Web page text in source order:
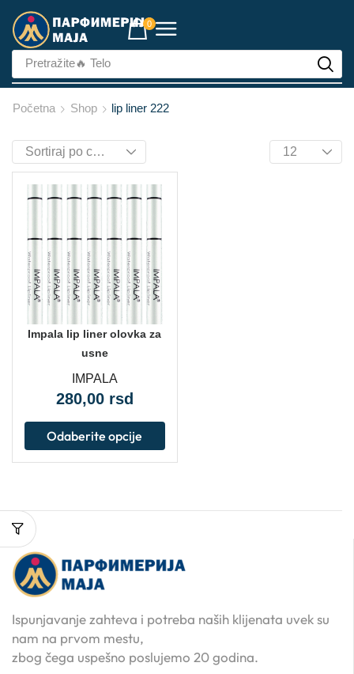
0
Pretražite🔥 Telo
Početna Shop lip liner 222
Impala lip liner olovka za
usne
IMPALA
280,00 rsd
Odaberite opcije
Ispunjavanje zahteva i potreba naših klijenata uvek su
nam na prvom mestu,
zbog čega uspešno poslujemo 20 godina.